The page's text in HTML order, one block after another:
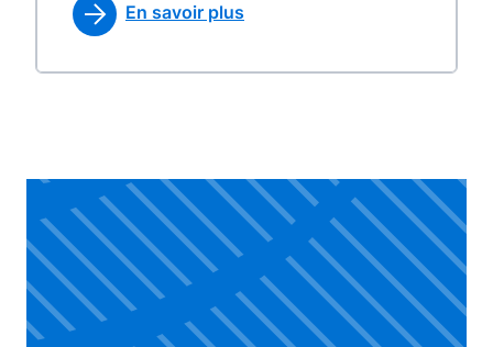
En savoir plus